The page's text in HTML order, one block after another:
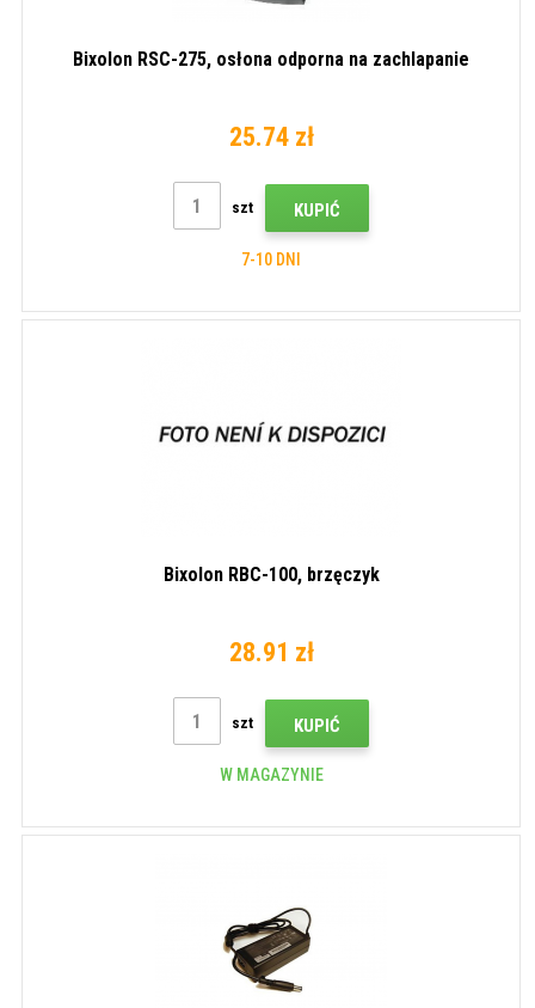
Bixolon RSC-275, osłona odporna na zachlapanie
25.74 zł
szt KUPIĆ
7-10 DNI
Bixolon RBC-100, brzęczyk
28.91 zł
szt KUPIĆ
W MAGAZYNIE